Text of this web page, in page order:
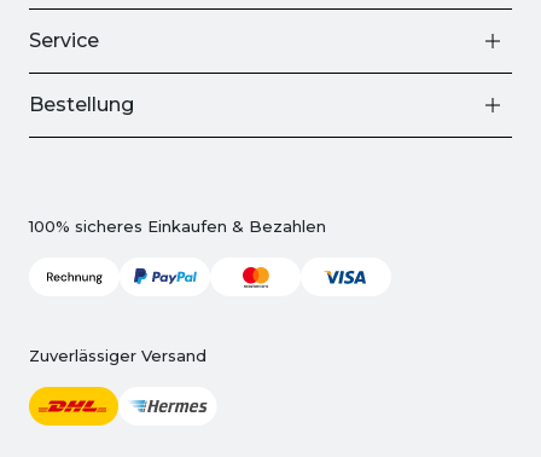
Service
Bestellung
100% sicheres Einkaufen & Bezahlen
Zuverlässiger Versand